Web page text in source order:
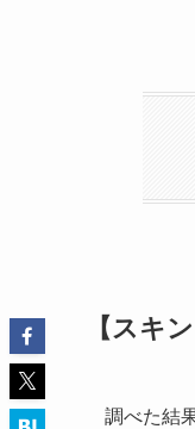
【スキ
調べた結